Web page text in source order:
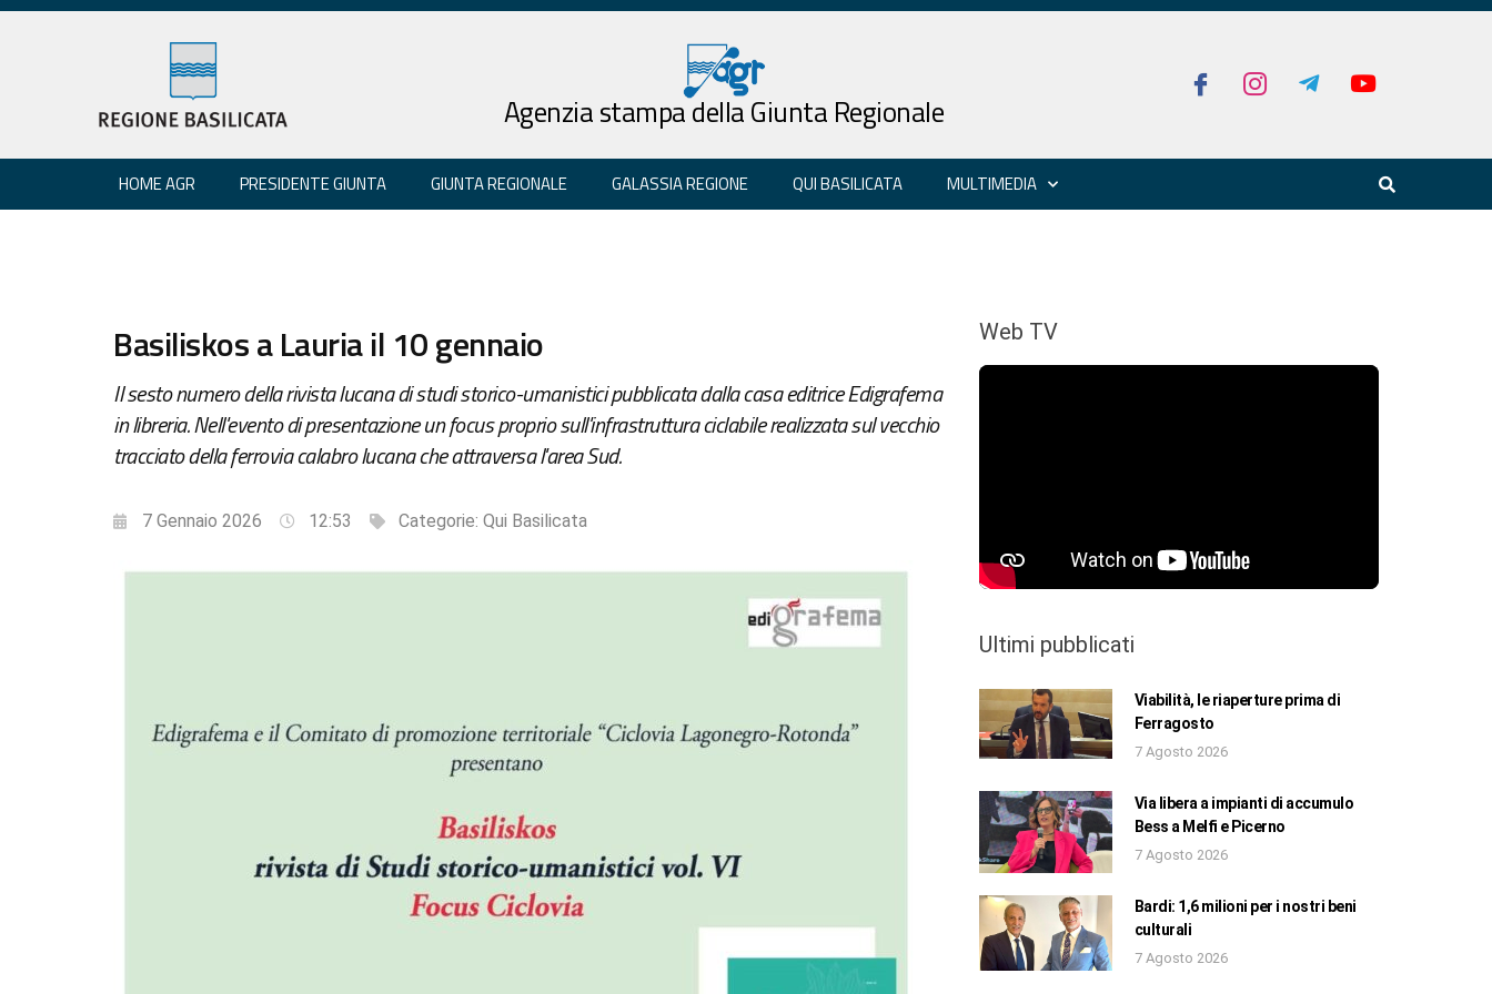
Agenzia stampa della Giunta Regionale
HOME AGR PRESIDENTE GIUNTA GIUNTA REGIONALE GALASSIA REGIONE QUI BASILICATA MULTIMEDIA
Basiliskos a Lauria il 10 gennaio
Il sesto numero della rivista lucana di studi storico-umanistici pubblicata dalla casa editrice Edigrafema
in libreria. Nell'evento di presentazione un focus proprio sull'infrastruttura ciclabile realizzata sul vecchio
tracciato della ferrovia calabro lucana che attraversa l'area Sud.
7 Gennaio 2026 12:53 Categorie: Qui Basilicata
Web TV
Ultimi pubblicati
Viabilità, le riaperture prima di
Ferragosto
7 Agosto 2026
Via libera a impianti di accumulo
Bess a Melfi e Picerno
7 Agosto 2026
Bardi: 1,6 milioni per i nostri beni
culturali
7 Agosto 2026